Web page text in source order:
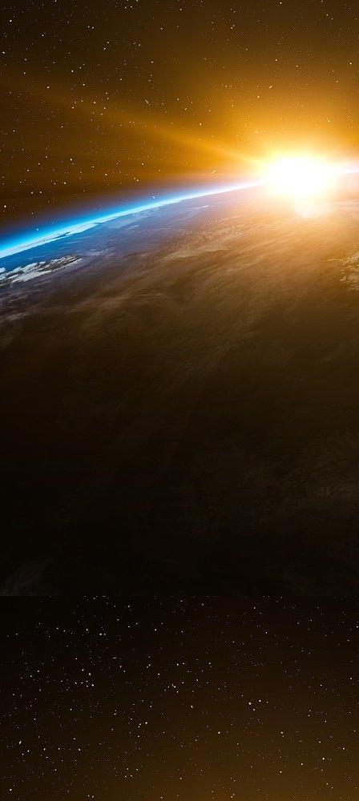
Après les attentats du 11 septembre, une
l’Open Society Foundations de George
dollars pour influencer le département de la
terrorisme. Les membres de cette
FBI dans la lutte contre le terrorisme.
Des documents confidentiels ont été rendu
montrant que l’Open Society de Soros a
2010 pour des programmes visant à affaiblir
La directrice exécutive de Muslim
l’orientation des dépenses de la fondation. M
2007 qui a « informé » la décision du conseil
de la fondation de créer la National
comme le montre un document de l’Open
la reconduction du programme.
L’intérêt de Soros pour les frères
Un accord secret conclu en 2012, entre
la cession de 40% du Sinaï à Gaza.
"Plusieurs journaux égyptiens font état
égyptien, de 40% du Sinai en faveur du
l’Armée égyptienne avant la destitution de
Président Egyptien déchu Mohamed Morsi, et
L’acte en question devait profiter au
qui aurait annexé cette partie du Sinai à
d’un accord de paix global entre Israël et les
pour les Palestiniens et une reconnaissance, à